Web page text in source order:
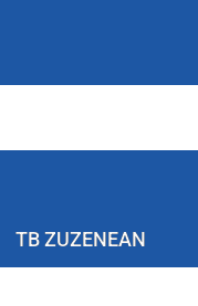
TB ZUZENEAN